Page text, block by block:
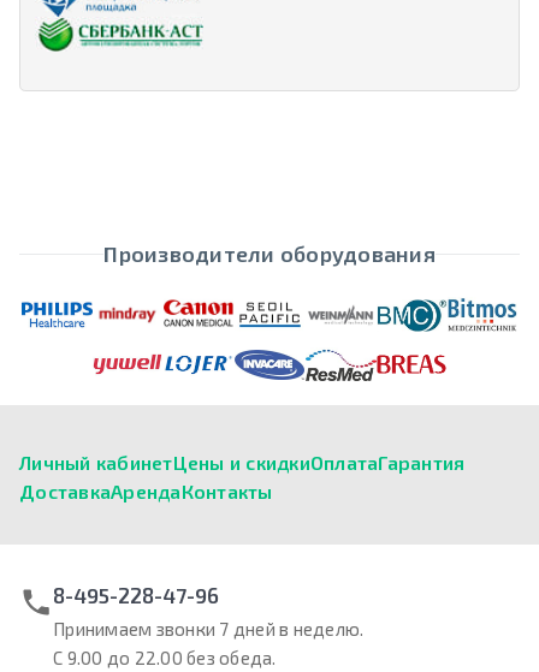
Производители оборудования
Личный кабинетЦены и скидкиОплатаГарантия
ДоставкаАрендаКонтакты
8-495-228-47-96
Принимаем звонки 7 дней в неделю.
С 9.00 до 22.00 без обеда.